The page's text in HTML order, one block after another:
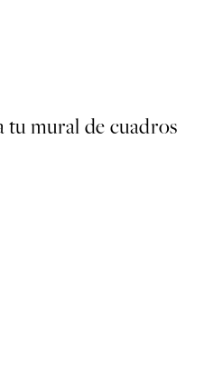
mural de cuadros